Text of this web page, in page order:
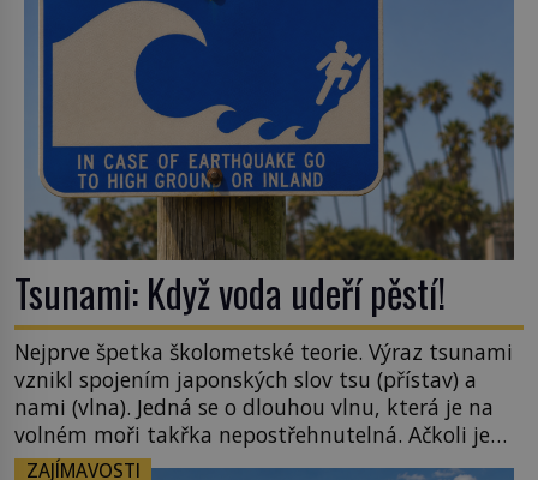
Tsunami: Když voda udeří pěstí!
Nejprve špetka školometské teorie. Výraz tsunami
vznikl spojením japonských slov tsu (přístav) a
nami (vlna). Jedná se o dlouhou vlnu, která je na
volném moři takřka nepostřehnutelná. Ačkoli je
vlnová délka tsunami i 300 kilometrů, výška vlny
ZAJÍMAVOSTI